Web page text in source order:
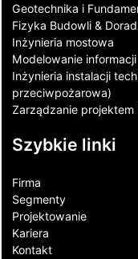
Geotechnika i
Fizyka Budowli &
Inżynieria mostowa
Modelowanie
Inżynieria instalacji
przeciwpożarowa)
Zarządzanie
Szybkie linki
Firma
Segmenty
Projektowanie
Kariera
Kontakt​